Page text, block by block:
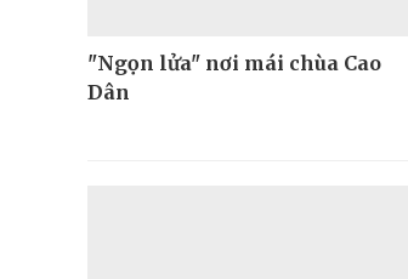
"Ngọn lửa" nơi mái chùa Cao
Dân